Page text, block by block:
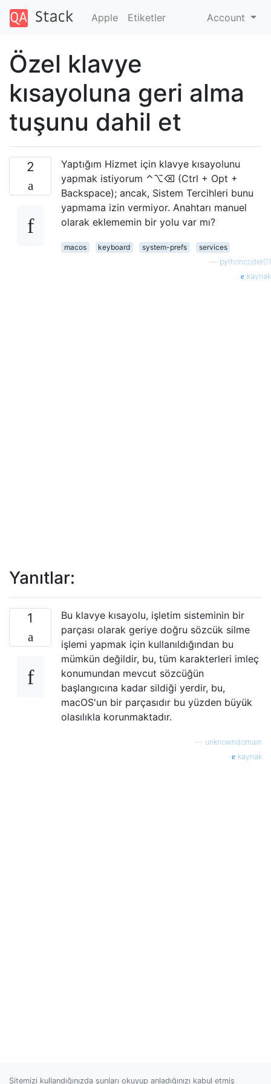
Apple Etiketler Account
Özel klavye
kısayoluna geri alma
tuşunu dahil et
2
Yaptığım Hizmet için klavye kısayolunu
yapmak istiyorum ⌃⌥⌫ (Ctrl + Opt +
Backspace); ancak, Sistem Tercihleri ​​bunu
yapmama izin vermiyor. Anahtarı manuel
olarak eklememin bir yolu var mı?
macos keyboard system-prefs
services
pythoncoder01
kaynak
Yanıtlar:
1
Bu klavye kısayolu, işletim sisteminin bir
parçası olarak geriye doğru sözcük silme
işlemi yapmak için kullanıldığından bu
mümkün değildir, bu, tüm karakterleri imleç
konumundan mevcut sözcüğün
başlangıcına kadar sildiği yerdir, bu,
macOS'un bir parçasıdır bu yüzden büyük
olasılıkla korunmaktadır.
unknowndomain
kaynak
Sitemizi kullandığınızda şunları okuyup anladığınızı kabul etmiş